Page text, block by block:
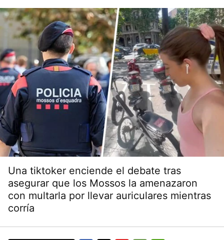
Una tiktoker enciende el debate tras
asegurar que los Mossos la amenazaron
con multarla por llevar auriculares mientras
corría